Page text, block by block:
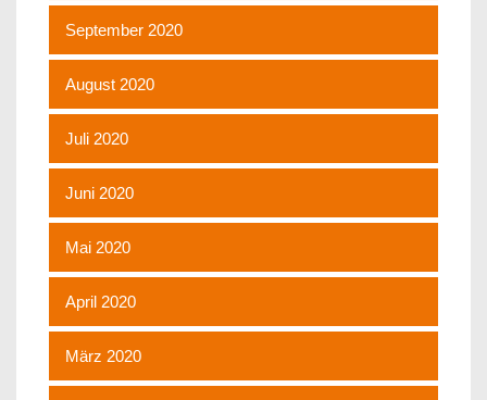
September 2020
August 2020
Juli 2020
Juni 2020
Mai 2020
April 2020
März 2020